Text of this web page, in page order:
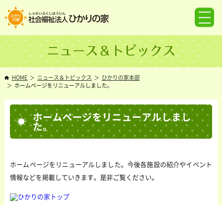
ニュース＆トピックス
HOME ニュース＆トピックス
ひかりの家本部
ホームページをリニューアルしました。
ホームページをリニューアルしまし
た。
ホームページをリニューアルしました。今後各施設の紹介やイベント
情報などを掲載していきます。是非ご覧ください。